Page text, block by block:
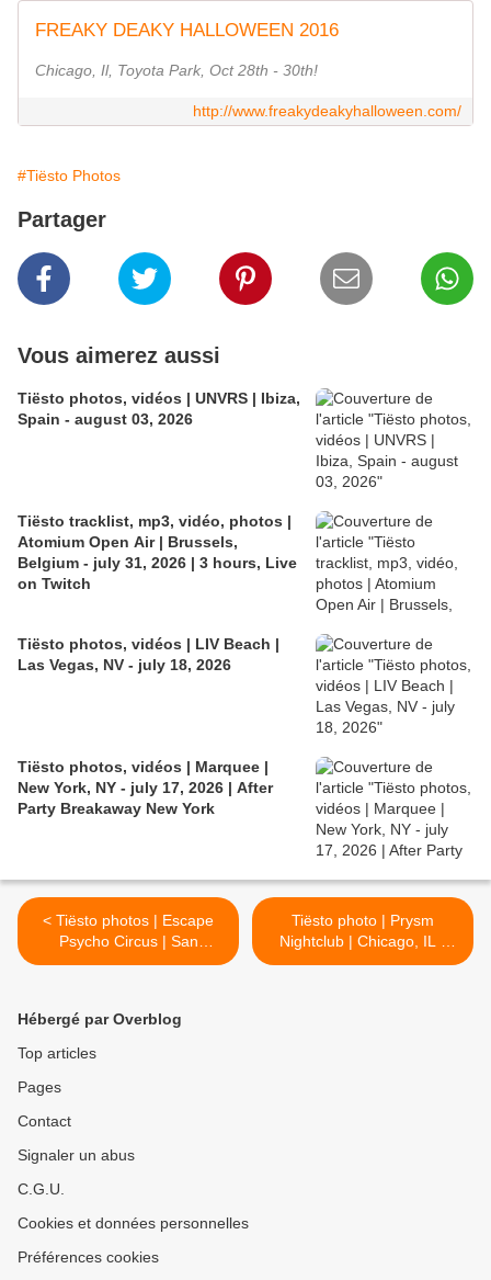
FREAKY DEAKY HALLOWEEN 2016
Chicago, Il, Toyota Park, Oct 28th - 30th!
http://www.freakydeakyhalloween.com/
#Tiësto Photos
Partager
Vous aimerez aussi
Tiësto photos, vidéos | UNVRS | Ibiza,
Spain - august 03, 2026
Tiësto tracklist, mp3, vidéo, photos |
Atomium Open Air | Brussels,
Belgium - july 31, 2026 | 3 hours, Live
on Twitch
Tiësto photos, vidéos | LIV Beach |
Las Vegas, NV - july 18, 2026
Tiësto photos, vidéos | Marquee |
New York, NY - july 17, 2026 | After
Party Breakaway New York
< Tiësto photos | Escape
Psycho Circus | San
Bernardino, CA - October
Tiësto photo | Prysm
Nightclub | Chicago, IL -
october 30, 2016 >
Hébergé par Overblog
Top articles
Pages
Contact
Signaler un abus
C.G.U.
Cookies et données personnelles
Préférences cookies